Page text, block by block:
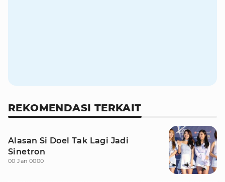
REKOMENDASI TERKAIT
Alasan Si Doel Tak Lagi Jadi
Sinetron
00 Jan 0000